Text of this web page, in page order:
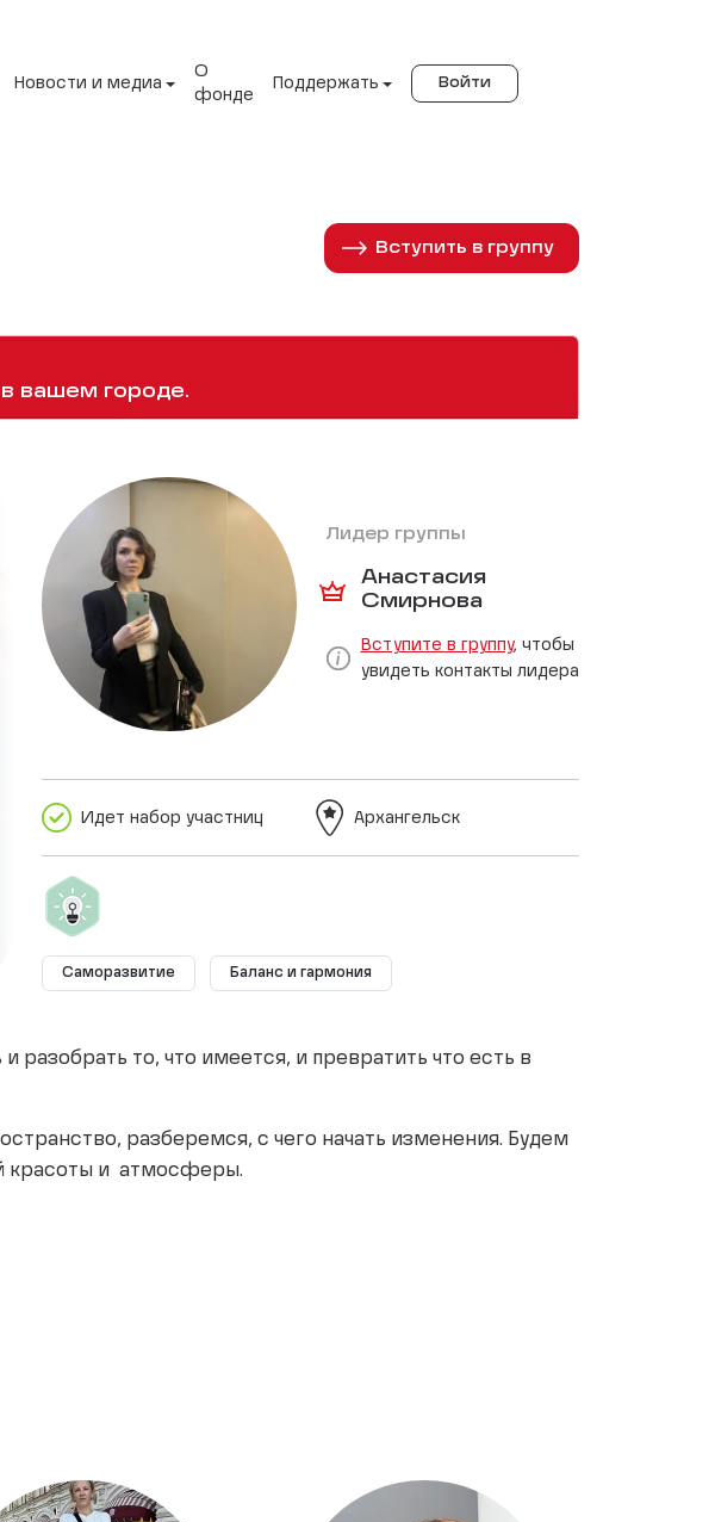
Новости и медиа
О
фонде
Поддержать Войти
Вступить в группу
в вашем городе.
Лидер группы
Анастасия
Смирнова
Вступите в группу, чтобы
увидеть контакты лидера
Идет набор участниц Архангельск
Саморазвитие Баланс и гармония
разобрать то, что имеется, и превратить что есть в
разберемся, с чего начать изменения. Будем
красоты и атмосферы.